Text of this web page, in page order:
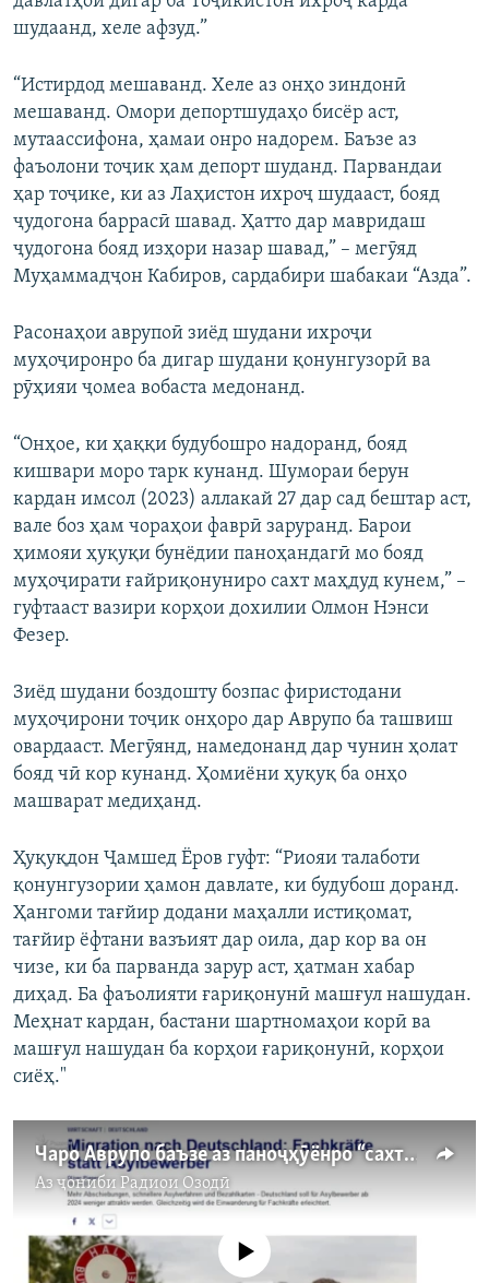
шудаанд, хеле афзуд.”
“Истирдод мешаванд. Хеле аз онҳо зиндонӣ
мешаванд. Омори депортшудаҳо бисёр аст,
мутаассифона, ҳамаи онро надорем. Баъзе аз
фаъолони тоҷик ҳам депорт шуданд. Парвандаи
ҳар тоҷике, ки аз Лаҳистон ихроҷ шудааст, бояд
ҷудогона баррасӣ шавад. Ҳатто дар мавридаш
ҷудогона бояд изҳори назар шавад,” – мегӯяд
Муҳаммадҷон Кабиров, сардабири шабакаи “Азда”.
Расонаҳои аврупоӣ зиёд шудани ихроҷи
муҳоҷиронро ба дигар шудани қонунгузорӣ ва
рӯҳияи ҷомеа вобаста медонанд.
“Онҳое, ки ҳаққи будубошро надоранд, бояд
кишвари моро тарк кунанд. Шумораи берун
кардан имсол (2023) аллакай 27 дар сад бештар аст,
вале боз ҳам чораҳои фаврӣ заруранд. Барои
ҳимояи ҳуқуқи бунёдии паноҳандагӣ мо бояд
муҳоҷирати ғайриқонуниро сахт маҳдуд кунем,” –
гуфтааст вазири корҳои дохилии Олмон Нэнси
Фезер.
Зиёд шудани боздошту бозпас фиристодани
муҳоҷирони тоҷик онҳоро дар Аврупо ба ташвиш
овардааст. Мегӯянд, намедонанд дар чунин ҳолат
бояд чӣ кор кунанд. Ҳомиёни ҳуқуқ ба онҳо
машварат медиҳанд.
Ҳуқуқдон Ҷамшед Ёров гуфт: “Риояи талаботи
қонунгузории ҳамон давлате, ки будубош доранд.
Ҳангоми тағйир додани маҳалли истиқомат,
тағйир ёфтани вазъият дар оила, дар кор ва он
чизе, ки ба парванда зарур аст, ҳатман хабар
диҳад. Ба фаъолияти ғариқонунӣ машғул нашудан.
Меҳнат кардан, бастани шартномаҳои корӣ ва
машғул нашудан ба корҳои ғариқонунӣ, корҳои
сиёҳ."
Чаро Аврупо баъзе аз паноҷҳӯёнро “сахт” гирифт?
Аз ҷониби Радиои Озодӣ
Феълан кор намекунад